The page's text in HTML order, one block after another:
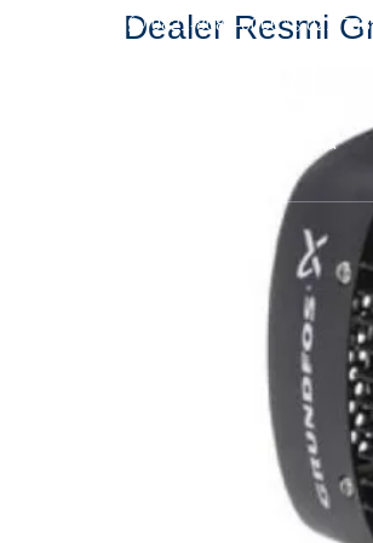
0821-8084-0066 021-
Dealer Resmi